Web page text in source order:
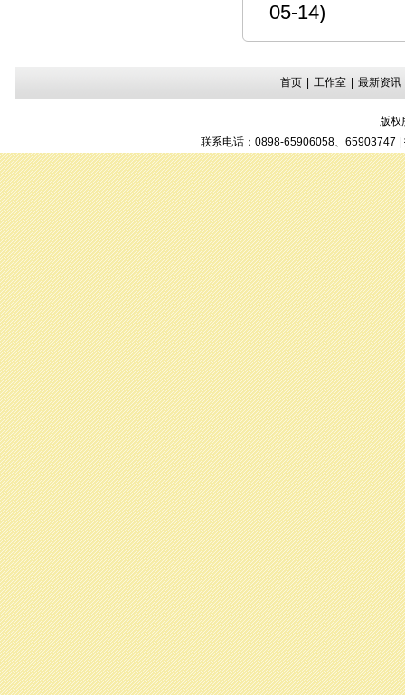
05-14)
首页 工作室 最新资讯
版权
联系电话：0898-65906058、65903747